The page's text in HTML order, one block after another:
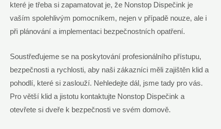
které je třeba si zapamatovat je, že Nonstop Dispečink je
vaším spolehlivým pomocníkem, nejen v případě nouze, ale i
při plánování a implementaci bezpečnostních opatření.
Soustřeďujeme se na poskytování profesionálního přístupu,
bezpečnosti a rychlosti, aby naši zákazníci měli zajištěn klid a
pohodlí, které si zaslouží. Nehledejte dál, jsme tady pro vás.
Pro větší klid a jistotu kontaktujte Nonstop Dispečink a
otevřete si dveře k bezpečnosti ve svém domově.